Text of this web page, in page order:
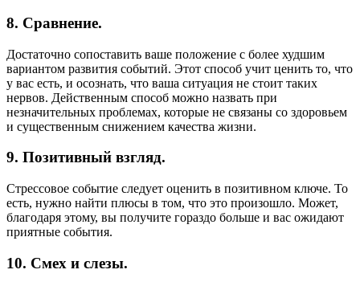
8. Сравнение.
Достаточно сопоставить ваше положение с более худшим
вариантом развития событий. Этот способ учит ценить то, что
у вас есть, и осознать, что ваша ситуация не стоит таких
нервов. Действенным способ можно назвать при
незначительных проблемах, которые не связаны со здоровьем
и существенным снижением качества жизни.
9. Позитивный взгляд.
Стрессовое событие следует оценить в позитивном ключе. То
есть, нужно найти плюсы в том, что это произошло. Может,
благодаря этому, вы получите гораздо больше и вас ожидают
приятные события.
10. Смех и слезы.